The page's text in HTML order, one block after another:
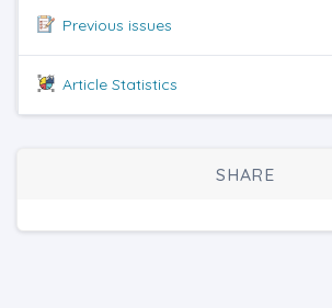
Previous issues
Article Statistics
SHARE